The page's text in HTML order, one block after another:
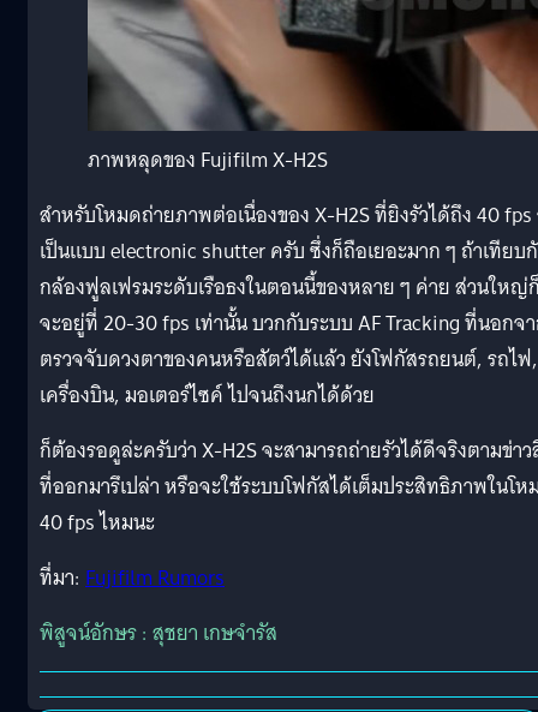
ภาพหลุดของ Fujifilm X-H2S
สำหรับโหมดถ่ายภาพต่อเนื่องของ X-H2S ที่ยิงรัวได้ถึง 40 fps
เป็นแบบ electronic shutter ครับ ซึ่งก็ถือเยอะมาก ๆ ถ้าเทียบ
กล้องฟูลเฟรมระดับเรือธงในตอนนี้ของหลาย ๆ ค่าย ส่วนใหญ่
จะอยู่ที่ 20-30 fps เท่านั้น บวกกับระบบ AF Tracking ที่นอกจ
ตรวจจับดวงตาของคนหรือสัตว์ได้แล้ว ยังโฟกัสรถยนต์, รถไฟ,
เครื่องบิน, มอเตอร์ไซค์ ไปจนถึงนกได้ด้วย
ก็ต้องรอดูล่ะครับว่า X-H2S จะสามารถถ่ายรัวได้ดีจริงตามข่า
ที่ออกมารึเปล่า หรือจะใช้ระบบโฟกัสได้เต็มประสิทธิภาพในโห
40 fps ไหมนะ
ที่มา: Fujifilm Rumors
พิสูจน์อักษร : สุชยา เกษจำรัส